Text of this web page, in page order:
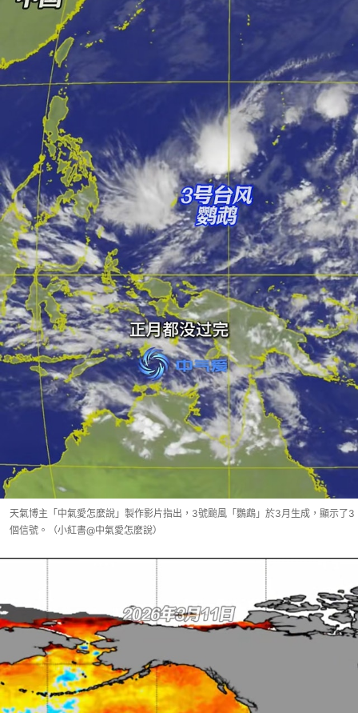
天氣博主「中氣愛怎麼說」製作影片指出，3號颱風「鸚鵡」於3月生成，顯示了3
個信號。（小紅書@中氣愛怎麼說）